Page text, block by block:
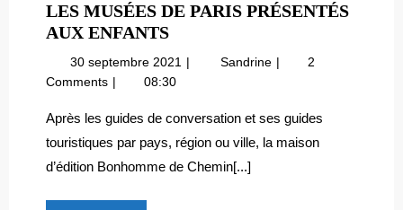
LES MUSÉES DE PARIS PRÉSENTÉS
AUX ENFANTSLES
MUSÉES
DE
PRÉSENTÉS
AUX
ENFANTS
30 septembre 2021 30
Sandrine Les
Paris
présentés
2
Comments
08:30
Après les guides de conversation et ses guides
touristiques par pays, région ou ville, la maison
d’édition Bonhomme de Chemin[...]